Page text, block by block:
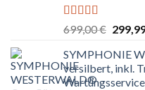
Bewertet
4.80
von 5
699,00€
war:
SYMPHONIE
versilbert, inkl.
Wartungsservice